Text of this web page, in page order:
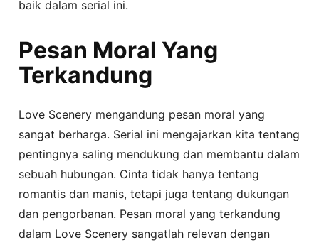
baik dalam serial ini.
Pesan Moral Yang
Terkandung
Love Scenery mengandung pesan moral yang
sangat berharga. Serial ini mengajarkan kita tentang
pentingnya saling mendukung dan membantu dalam
sebuah hubungan. Cinta tidak hanya tentang
romantis dan manis, tetapi juga tentang dukungan
dan pengorbanan. Pesan moral yang terkandung
dalam Love Scenery sangatlah relevan dengan